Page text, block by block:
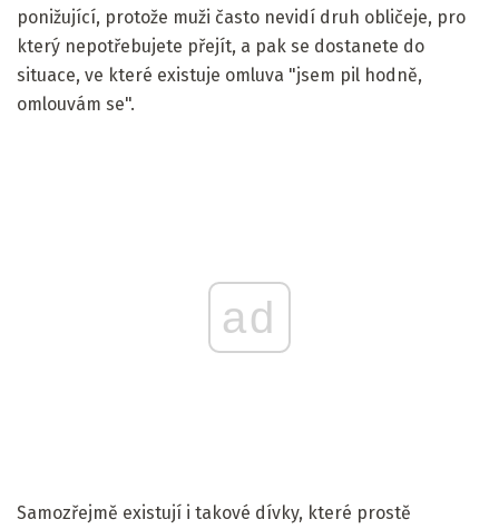
ponižující, protože muži často nevidí druh obličeje, pro
který nepotřebujete přejít, a pak se dostanete do
situace, ve které existuje omluva "jsem pil hodně,
omlouvám se".
ad
Samozřejmě existují i ​​takové dívky, které prostě